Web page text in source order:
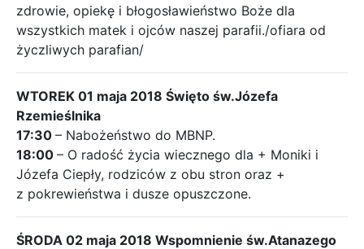
zdrowie, opiekę i błogosławieństwo Boże dla
wszystkich matek i ojców naszej parafii./ofiara od
życzliwych parafian/
WTOREK 01 maja 2018 Święto św.Józefa
Rzemieślnika
17:30 – Nabożeństwo do MBNP.
18:00 – O radość życia wiecznego dla + Moniki i
Józefa Ciepły, rodziców z obu stron oraz +
z pokrewieństwa i dusze opuszczone.
ŚRODA 02 maja 2018 Wspomnienie św.Atanazego